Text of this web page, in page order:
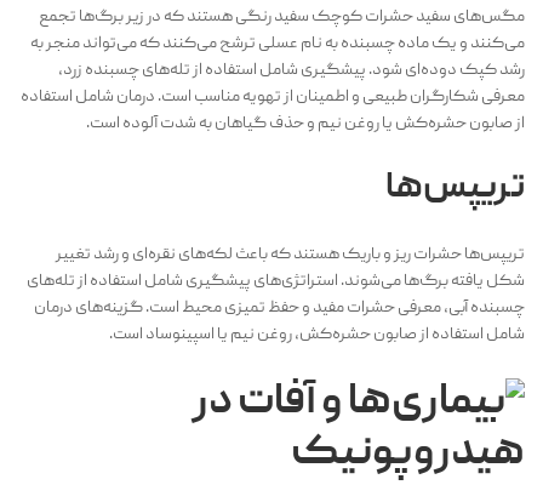
مگس‌های سفید حشرات کوچک سفید رنگی هستند که در زیر برگ‌ها تجمع
می‌کنند و یک ماده چسبنده به نام عسلی ترشح می‌کنند که می‌تواند منجر به
رشد کپک دوده‌ای شود. پیشگیری شامل استفاده از تله‌های چسبنده زرد،
معرفی شکارگران طبیعی و اطمینان از تهویه مناسب است. درمان شامل استفاده
از صابون حشره‌کش یا روغن نیم و حذف گیاهان به شدت آلوده است.
تریپس‌ها
تریپس‌ها حشرات ریز و باریک هستند که باعث لکه‌های نقره‌ای و رشد تغییر
شکل یافته برگ‌ها می‌شوند. استراتژی‌های پیشگیری شامل استفاده از تله‌های
چسبنده آبی، معرفی حشرات مفید و حفظ تمیزی محیط است. گزینه‌های درمان
شامل استفاده از صابون حشره‌کش، روغن نیم یا اسپینوساد است.